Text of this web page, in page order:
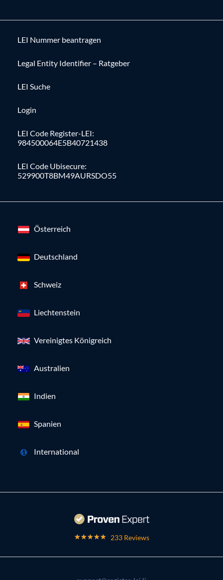
LEI Nummer beantragen
Legal Entity Identifier – Ratgeber
LEI Suche
Login
LEI Code Register-LEI:
984500064E5B40721438
LEI Code Ubisecure:
529900T8BM49AURSDO55
Österreich
Deutschland
Schweiz
Liechtenstein
Vereinigtes Königreich
Australien
Indien
Spanien
International
233 Reviews